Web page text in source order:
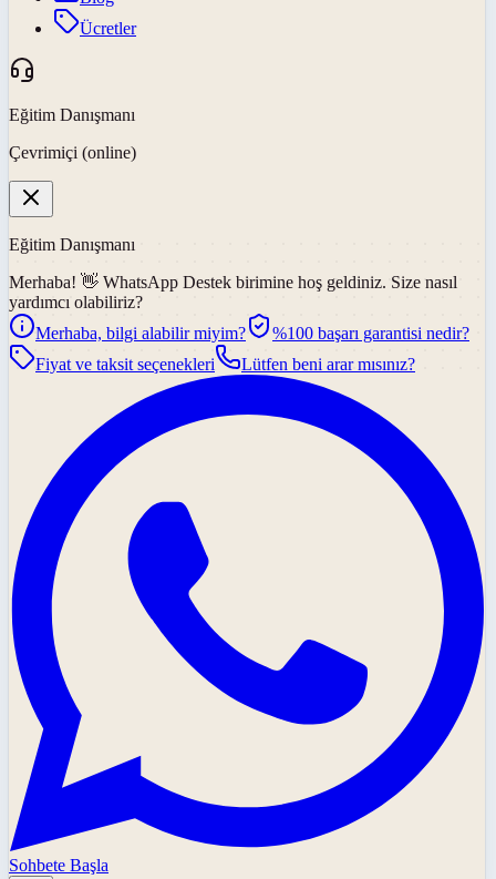
Ücretler
Eğitim Danışmanı
Çevrimiçi (online)
Eğitim Danışmanı
Merhaba! 👋 WhatsApp Destek birimine hoş geldiniz. Size nasıl
yardımcı olabiliriz?
Merhaba, bilgi alabilir miyim?
%100 başarı garantisi nedir?
Fiyat ve taksit seçenekleri
Lütfen beni arar mısınız?
Sohbete Başla